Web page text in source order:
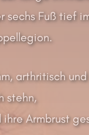
sechs Fuß tief
arthritisch
stehn,
Armbrust